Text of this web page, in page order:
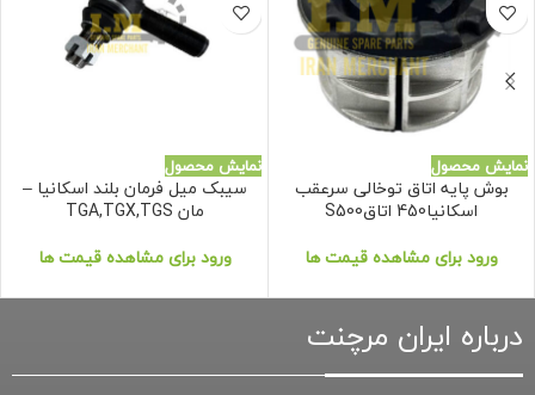
نمایش محصول
بوش پایه اتاق توخالی سرعقب
اسکانیا450 اتاقS500
ورود برای مشاهده قیمت ها
نمایش محصول
سیبک میل فرمان بلند اسکانیا –
مان TGA,TGX,TGS
ورود برای مشاهده قیمت ها
درباره ایران مرچنت